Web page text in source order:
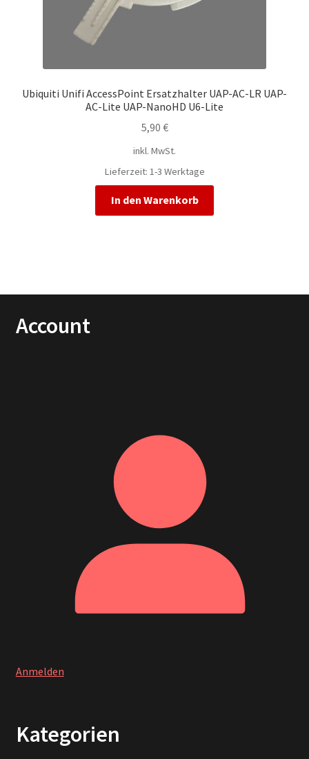
Ubiquiti Unifi AccessPoint Ersatzhalter UAP-AC-LR UAP-
AC-Lite UAP-NanoHD U6-Lite
5,90 €
inkl. MwSt.
Lieferzeit: 1-3 Werktage
In den Warenkorb
Account
Anmelden
Kategorien